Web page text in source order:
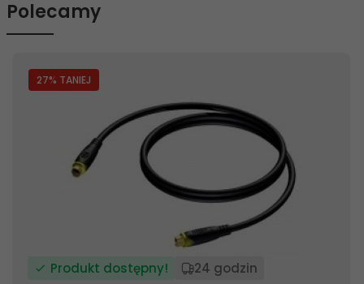
Polecamy
27% TANIEJ
Produkt dostępny! 24 godzin